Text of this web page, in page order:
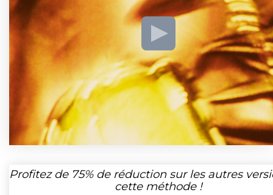
Profitez de 75%de réduction sur les autres
cette méthode !